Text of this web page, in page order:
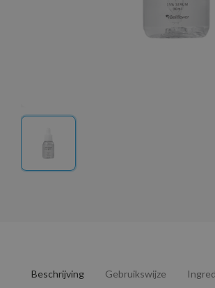
Beschrijving Gebruikswijze